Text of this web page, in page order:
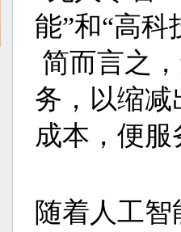
能”和“高科
简而言之
务，以缩
成本，便
随着人工